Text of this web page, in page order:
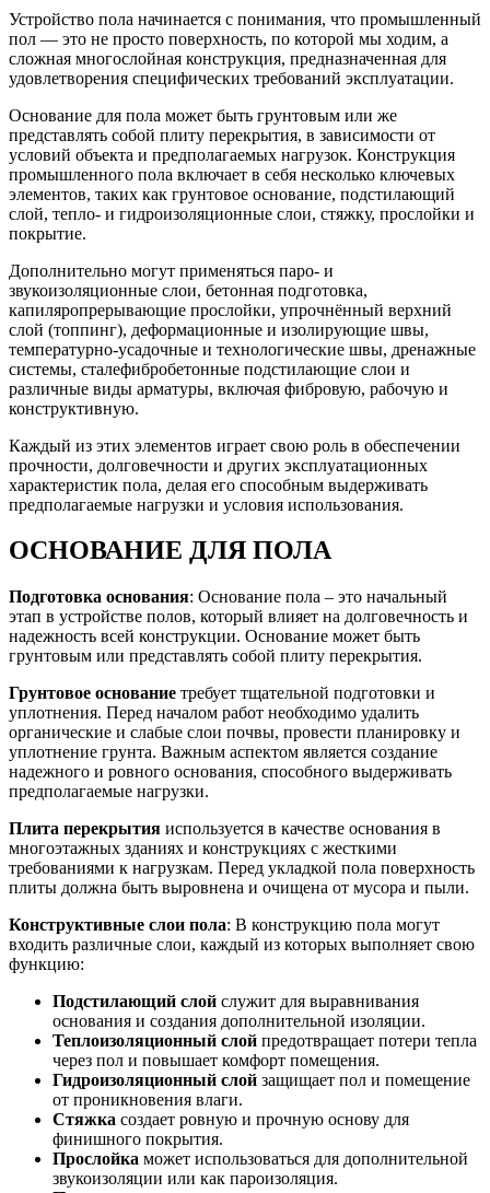
Устройство пола начинается с понимания, что промышленный
пол — это не просто поверхность, по которой мы ходим, а
сложная многослойная конструкция, предназначенная для
удовлетворения специфических требований эксплуатации.
Основание для пола может быть грунтовым или же
представлять собой плиту перекрытия, в зависимости от
условий объекта и предполагаемых нагрузок. Конструкция
промышленного пола включает в себя несколько ключевых
элементов, таких как грунтовое основание, подстилающий
слой, тепло- и гидроизоляционные слои, стяжку, прослойки и
покрытие.
Дополнительно могут применяться паро- и
звукоизоляционные слои, бетонная подготовка,
капиляропрерывающие прослойки, упрочнённый верхний
слой (топпинг), деформационные и изолирующие швы,
температурно-усадочные и технологические швы, дренажные
системы, сталефибробетонные подстилающие слои и
различные виды арматуры, включая фибровую, рабочую и
конструктивную.
Каждый из этих элементов играет свою роль в обеспечении
прочности, долговечности и других эксплуатационных
характеристик пола, делая его способным выдерживать
предполагаемые нагрузки и условия использования.
ОСНОВАНИЕ ДЛЯ ПОЛА
Подготовка основания: Основание пола – это начальный
этап в устройстве полов, который влияет на долговечность и
надежность всей конструкции. Основание может быть
грунтовым или представлять собой плиту перекрытия.
Грунтовое основание требует тщательной подготовки и
уплотнения. Перед началом работ необходимо удалить
органические и слабые слои почвы, провести планировку и
уплотнение грунта. Важным аспектом является создание
надежного и ровного основания, способного выдерживать
предполагаемые нагрузки.
Плита перекрытия используется в качестве основания в
многоэтажных зданиях и конструкциях с жесткими
требованиями к нагрузкам. Перед укладкой пола поверхность
плиты должна быть выровнена и очищена от мусора и пыли.
Конструктивные слои пола: В конструкцию пола могут
входить различные слои, каждый из которых выполняет свою
функцию:
Подстилающий слой служит для выравнивания
основания и создания дополнительной изоляции.
Теплоизоляционный слой предотвращает потери тепла
через пол и повышает комфорт помещения.
Гидроизоляционный слой защищает пол и помещение
от проникновения влаги.
Стяжка создает ровную и прочную основу для
финишного покрытия.
Прослойка может использоваться для дополнительной
звукоизоляции или как пароизоляция.